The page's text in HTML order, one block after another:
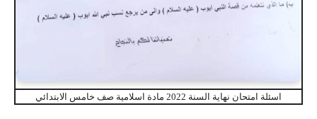
اسئلة امتحان نهاية السنة 2022 مادة اسلامية صف خامس الابتدائي